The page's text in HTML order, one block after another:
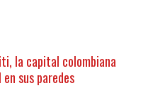
la capital colombiana
sus paredes